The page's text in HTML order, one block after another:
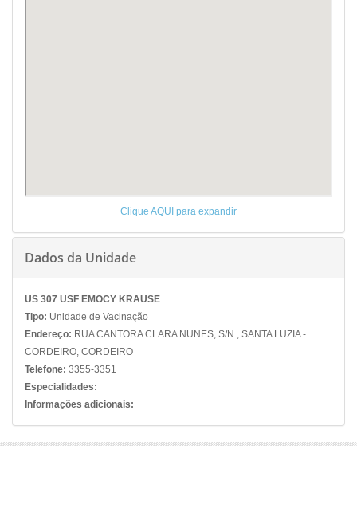
Clique AQUI para expandir
Dados da Unidade
US 307 USF EMOCY KRAUSE
Tipo: Unidade de Vacinação
Endereço: RUA CANTORA CLARA NUNES, S/N , SANTA LUZIA -
CORDEIRO, CORDEIRO
Telefone: 3355-3351
Especialidades:
Informações adicionais: